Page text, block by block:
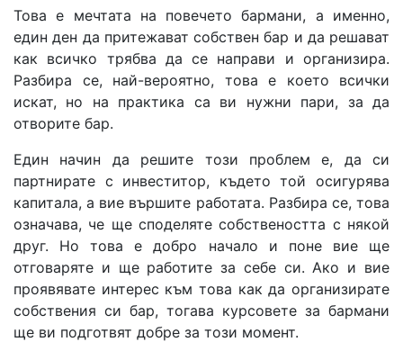
Това е мечтата на повечето бармани, а именно,
един ден да притежават собствен бар и да решават
как всичко трябва да се направи и организира.
Разбира се, най-вероятно, това е което всички
искат, но на практика са ви нужни пари, за да
отворите бар.
Един начин да решите този проблем е, да си
партнирате с инвеститор, където той осигурява
капитала, а вие вършите работата. Разбира се, това
означава, че ще споделяте собствеността с някой
друг. Но това е добро начало и поне вие ​​ще
отговаряте и ще работите за себе си. Ако и вие
проявявате интерес към това как да организирате
собствения си бар, тогава курсовете за бармани
ще ви подготвят добре за този момент.